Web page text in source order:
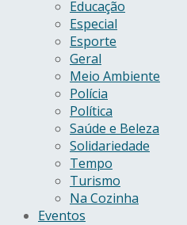
Educação
Especial
Esporte
Geral
Meio Ambiente
Polícia
Política
Saúde e Beleza
Solidariedade
Tempo
Turismo
Na Cozinha
Eventos